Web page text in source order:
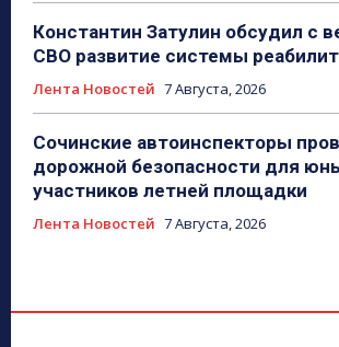
Константин Затулин обсудил с
СВО развитие системы
Лента Новостей 7 Августа, 2026
Сочинские автоинспекторы
дорожной безопасности для
участников летней площадки
Лента Новостей 7 Августа, 2026